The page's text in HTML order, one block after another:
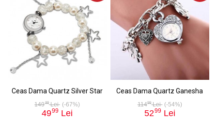
Ceas Dama Quartz Silver Star
14999Lei (-67%)
4999 Lei
Ceas Dama Quartz Ganesha
11499Lei (-54%)
5299 Lei